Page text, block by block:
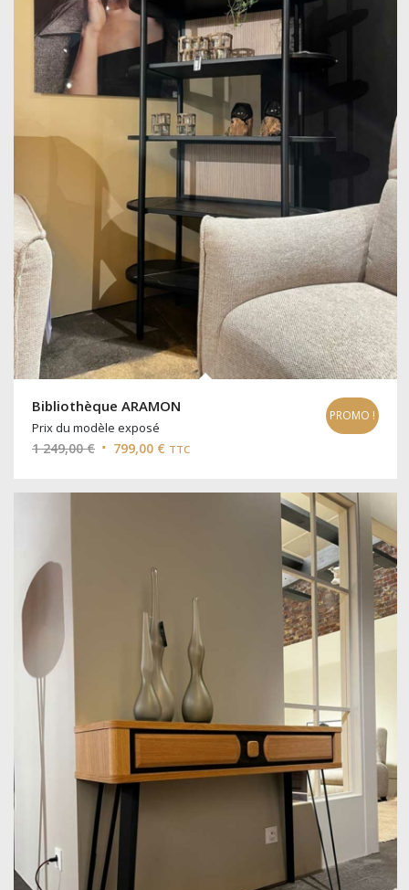
Bibliothèque ARAMON
Prix du modèle exposé
1 249,00€ Le
initial
799,00 € Le
actuel
TTC
PROMO !